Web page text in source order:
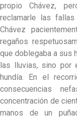
propio Chávez,
reclamarle las
Chávez
regaños
que doblegaba a sus
las lluvias, sino por
hundía. En el
consecuencias
concentración de
manos de un